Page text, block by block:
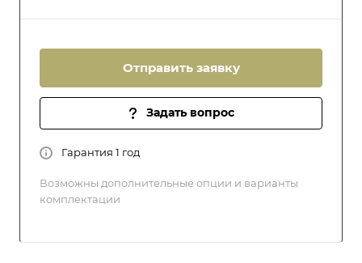
Отправить заявку
Задать вопрос
Гарантия 1 год
Возможны дополнительные опции и варианты
комплектации